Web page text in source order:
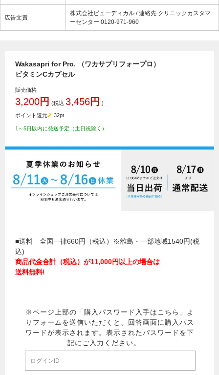
広告文責
株式会社ビューディカル / 連絡先:クリニックカスタマ
ーセンター 0120-971-960
Wakasapri for Pro. （ワカサプリフォープロ）
ビタミンCカプセル
販売価格
3,200円 (税込3,456円 )
ポイント還元 32pt
1～5日以内に発送予定（土日祝除く）
■送料 全国一律660円（税込）※離島・一部地域1540円(税
込)
商品代金合計（税込）が11,000円以上の場合は
送料無料!